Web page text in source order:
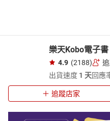
樂天Kobo電子書
4.9 (2188)
出貨速度 1 天回應
追蹤店家